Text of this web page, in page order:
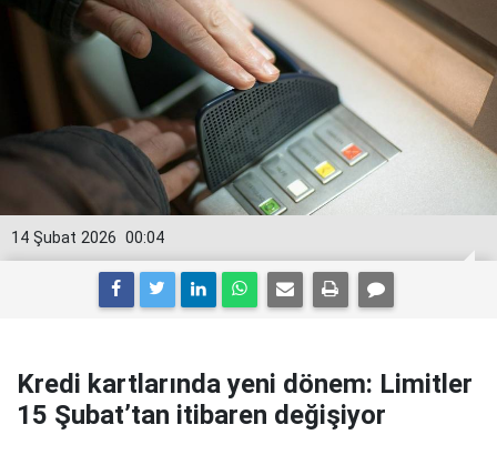
00:04
14 Şubat 2026
Kredi kartlarında yeni dönem: Limitler
15 Şubat’tan itibaren değişiyor